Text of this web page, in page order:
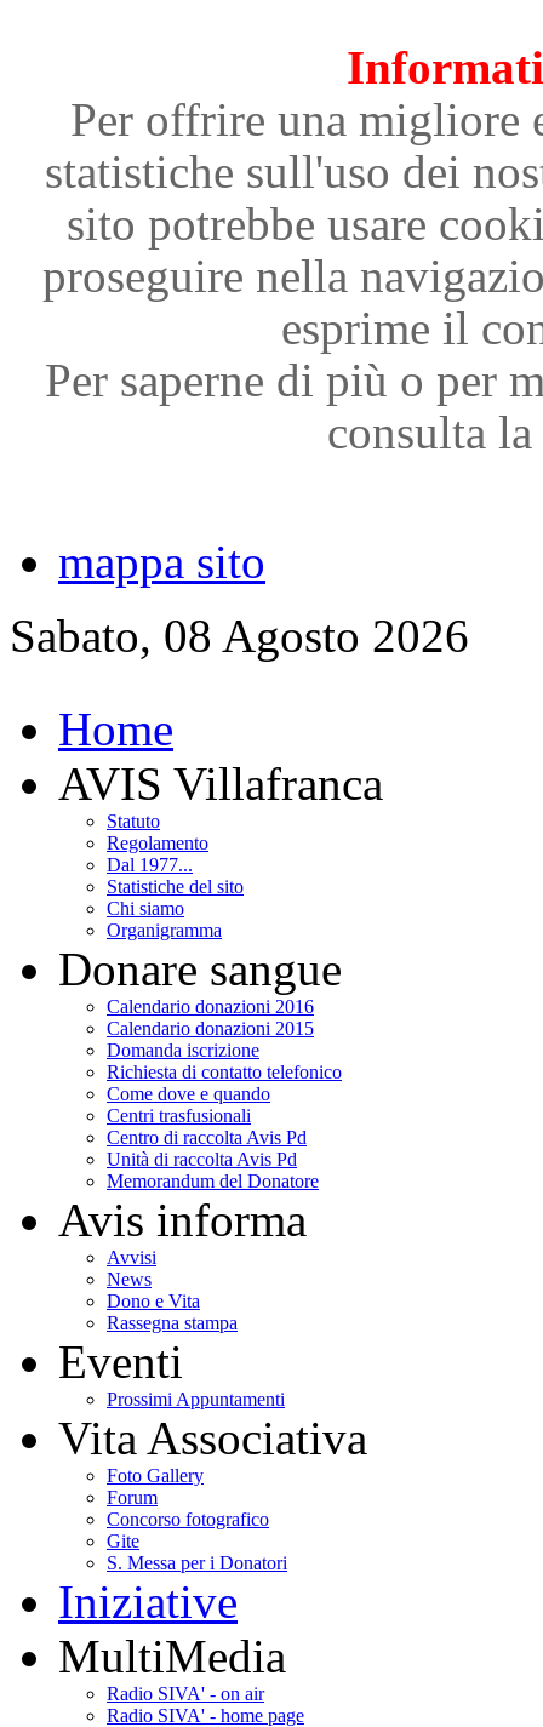
Per offrire una migliore
statistiche sull'uso dei
sito potrebbe usare
proseguire nella
esprime il
Per saperne di più o per
consulta
mappa sito
Sabato, 08 Agosto 2026
Home
AVIS Villafranca
Statuto
Regolamento
Dal 1977...
Statistiche del sito
Chi siamo
Organigramma
Donare sangue
Calendario donazioni 2016
Calendario donazioni 2015
Domanda iscrizione
Richiesta di contatto telefonico
Come dove e quando
Centri trasfusionali
Centro di raccolta Avis Pd
Unità di raccolta Avis Pd
Memorandum del Donatore
Avis informa
Avvisi
News
Dono e Vita
Rassegna stampa
Eventi
Prossimi Appuntamenti
Vita Associativa
Foto Gallery
Forum
Concorso fotografico
Gite
S. Messa per i Donatori
Iniziative
MultiMedia
Radio SIVA' - on air
Radio SIVA' - home page